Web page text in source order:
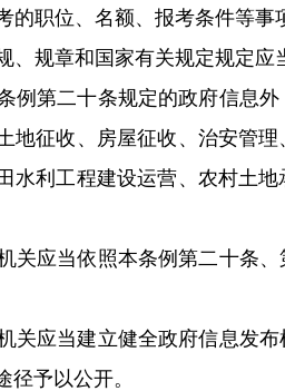
的职位、名额、报考条件等事
、规章和国家有关规定规定应
第二十条规定的政府信息外
地征收、房屋征收、治安管
水利工程建设运营、农村土
应当依照本条例第二十条、
应当建立健全政府信息发布
径予以公开。